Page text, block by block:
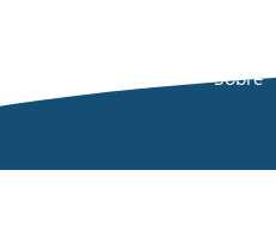
Sobre